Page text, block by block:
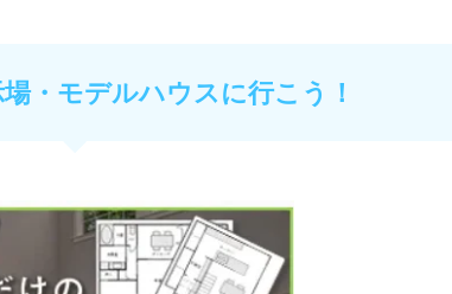
・モデルハウスに行こう！